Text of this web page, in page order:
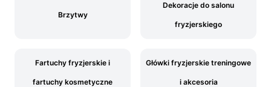
Brzytwy
Dekoracje do salonu
fryzjerskiego
Fartuchy fryzjerskie i
fartuchy kosmetyczne
Główki fryzjerskie treningowe
i akcesoria